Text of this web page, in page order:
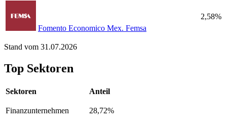
Fomento Economico Mex. Femsa
2,58%
Stand vom 31.07.2026
Top Sektoren
Sektoren Anteil
Finanzunternehmen 28,72%